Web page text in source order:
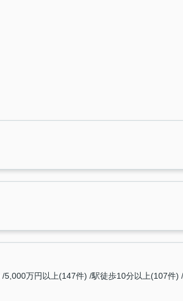
5,000万円以上(147件) 駅徒歩10分以上(107件)